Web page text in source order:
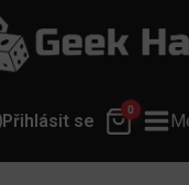
Přihlásit se
0